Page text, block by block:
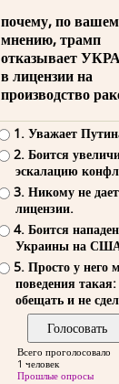
почему, по
мнению, трамп
отказывает
в лицензии на
производство
1. Уважает
2. Боится
эскалацию
3. Никому не
лицензии.
4. Боится
Украины на
5. Просто у него
поведения такая:
обещать и не
Всего проголосовало
1 человек
Прошлые опросы